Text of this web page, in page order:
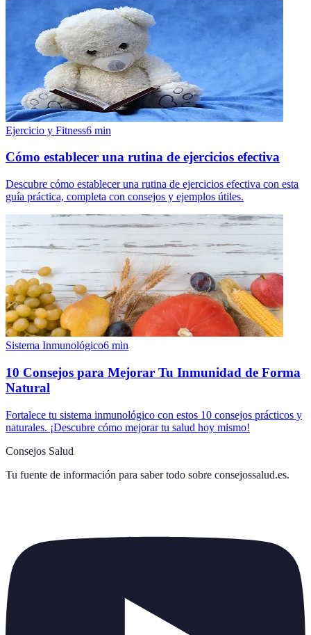
Ejercicio y Fitness6 min
Cómo establecer una rutina de ejercicios efectiva
Descubre cómo establecer una rutina de ejercicios efectiva con esta
guía práctica, completa con consejos y ejemplos útiles.
Sistema Inmunológico6 min
10 Consejos para Mejorar Tu Inmunidad de Forma
Natural
Fortalece tu sistema inmunológico con estos 10 consejos prácticos y
naturales. ¡Descubre cómo mejorar tu salud hoy mismo!
Consejos Salud
Tu fuente de información para saber todo sobre consejossalud.es.